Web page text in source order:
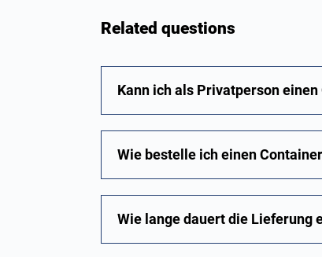
Related questions
Kann ich als Privatperson
Wie bestelle ich einen
Wie lange dauert die Lieferung